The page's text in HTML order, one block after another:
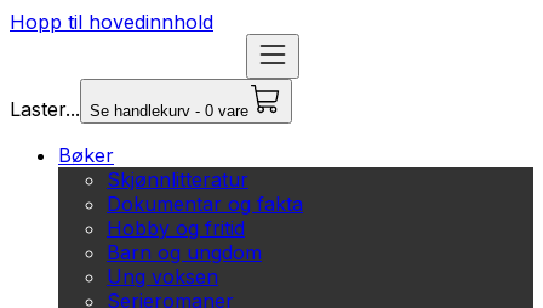
Hopp til hovedinnhold
Laster... Se handlekurv - 0 vare
Bøker
Skjønnlitteratur
Dokumentar og fakta
Hobby og fritid
Barn og ungdom
Ung voksen
Serieromaner